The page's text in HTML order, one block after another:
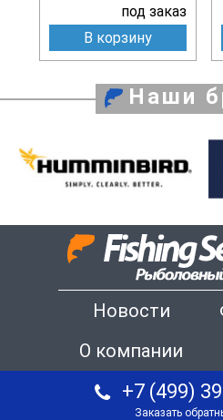
под заказ
В корзину
Наши
Новости
О компании
+7 (499)
Заказать